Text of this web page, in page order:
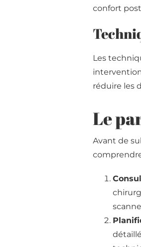
confort
Les
réduire les
Le
Avant de